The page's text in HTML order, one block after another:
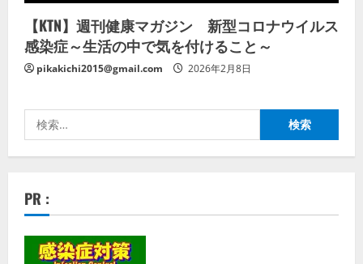
【KTN】週刊健康マガジン 新型コロナウイルス
感染症～生活の中で気を付けること～
pikakichi2015@gmail.com 2026年2月8日
索:
PR :